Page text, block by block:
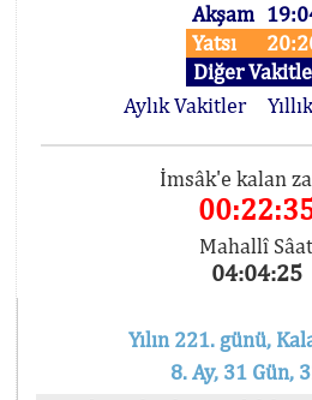
Akşam
Yatsı
Diğer
Aylık Vakitler
İmsâk'e kalan
Mahallî Sâat
04:04:25
Yılın 221. günü,
8. Ay, 31 Gün,